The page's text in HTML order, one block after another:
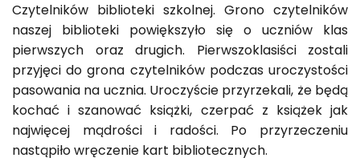
Czytelników biblioteki szkolnej. Grono czytelników
naszej biblioteki powiększyło się o uczniów klas
pierwszych oraz drugich. Pierwszoklasiści zostali
przyjęci do grona czytelników podczas uroczystości
pasowania na ucznia. Uroczyście przyrzekali, że będą
kochać i szanować książki, czerpać z książek jak
najwięcej mądrości i radości. Po przyrzeczeniu
nastąpiło wręczenie kart bibliotecznych.